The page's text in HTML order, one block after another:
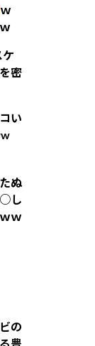
ｗ
密
い
ぬ
○し
ｗ
の